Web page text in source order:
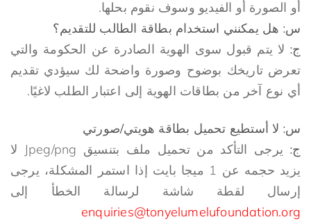
أو الصورة أو الفيديو وسوف نقوم بحلها.
س: هل يمكنني استخدام بطاقة الطالب للتقديم؟
ج: لا يتم قبول سوى الهوية الصادرة عن الحكومة والتي
تعرض تاريخك بوضوح وصورة واضحة لك سيؤدي تقديم
أي نوع آخر من بطاقات الهوية إلى اعتبار الطلب لاغيًا.
س: لا أستطيع تحميل بطاقة هويتي/صورتي
ج:
يرجى التأكد من تحميل ملف بتنسيق Jpeg/png لا
يزيد حجمه عن 1 ميجا بايت إذا استمر المشكلة، يرجى
إرسال لقطة شاشة لرسالة الخطأ إلى
enquiries@tonyelumelufoundation.org